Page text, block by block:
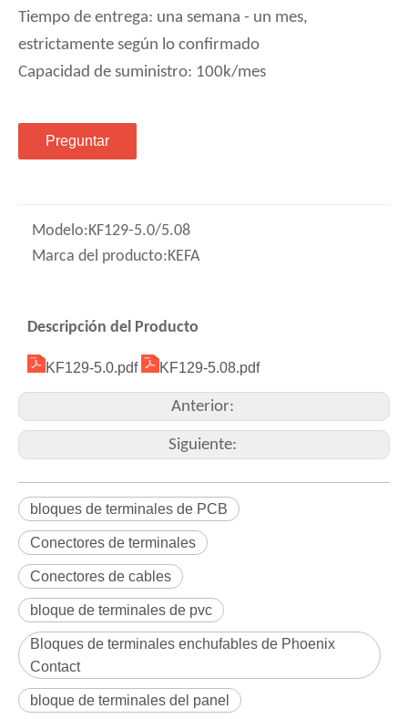
Tiempo de entrega: una semana - un mes,
estrictamente según lo confirmado
Capacidad de suministro: 100k/mes
Preguntar
Modelo:KF129-5.0/5.08
Marca del producto:KEFA
Descripción del Producto
KF129-5.0.pdf KF129-5.08.pdf
Anterior:
Siguiente:
bloques de terminales de PCB
Conectores de terminales
Conectores de cables
bloque de terminales de pvc
Bloques de terminales enchufables de Phoenix
Contact
bloque de terminales del panel